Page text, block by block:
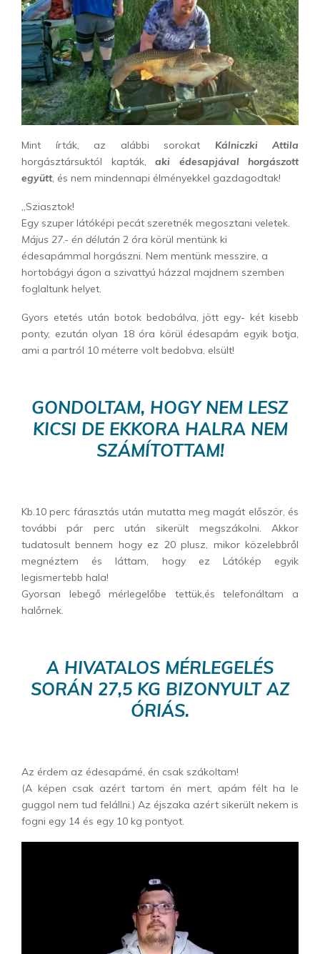
Mint írták, az alábbi sorokat Kálniczki Attila
horgásztársuktól kapták, aki édesapjával horgászott
együtt, és nem mindennapi élményekkel gazdagodtak!
„Sziasztok!
Egy szuper látóképi pecát szeretnék megosztani veletek.
Május 27.- én délután 2 óra körül mentünk ki
édesapámmal horgászni. Nem mentünk messzire, a
hortobágyi ágon a szivattyú házzal majdnem szemben
foglaltunk helyet.
Gyors etetés után botok bedobálva, jött egy- két kisebb
ponty, ezután olyan 18 óra körül édesapám egyik botja,
ami a partról 10 méterre volt bedobva, elsült!
GONDOLTAM, HOGY NEM LESZ
KICSI DE EKKORA HALRA NEM
SZÁMÍTOTTAM!
Kb.10 perc fárasztás után mutatta meg magát először, és
további pár perc után sikerült megszákolni. Akkor
tudatosult bennem hogy ez 20 plusz, mikor közelebbről
megnéztem és láttam, hogy ez Látókép egyik
legismertebb hala!
Gyorsan lebegő mérlegelőbe tettük,és telefonáltam a
halőrnek.
A HIVATALOS MÉRLEGELÉS
SORÁN 27,5 KG BIZONYULT AZ
ÓRIÁS.
Az érdem az édesapámé, én csak szákoltam!
(A képen csak azért tartom én mert, apám félt ha le
guggol nem tud felállni.) Az éjszaka azért sikerült nekem is
fogni egy 14 és egy 10 kg pontyot.